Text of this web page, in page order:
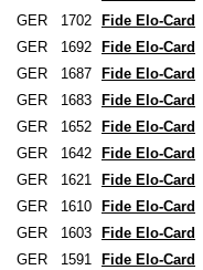
GER 1702
Fide Elo-Card
GER 1692
Fide Elo-Card
GER 1687
Fide Elo-Card
GER 1683
Fide Elo-Card
GER 1652
Fide Elo-Card
GER 1642
Fide Elo-Card
GER 1621
Fide Elo-Card
GER 1610
Fide Elo-Card
GER 1603
Fide Elo-Card
GER 1591
Fide Elo-Card